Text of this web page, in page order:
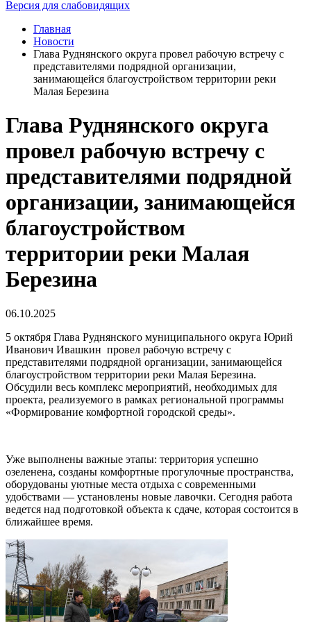
Версия для слабовидящих
Главная
Новости
Глава Руднянского округа провел рабочую встречу с
представителями подрядной организации,
занимающейся благоустройством территории реки
Малая Березина
Глава Руднянского округа
провел рабочую встречу с
представителями подрядной
организации, занимающейся
благоустройством
территории реки Малая
Березина
06.10.2025
5 октября Глава Руднянского муниципального округа Юрий
Иванович Ивашкин провел рабочую встречу с
представителями подрядной организации, занимающейся
благоустройством территории реки Малая Березина.
Обсудили весь комплекс мероприятий, необходимых для
проекта, реализуемого в рамках региональной программы
«Формирование комфортной городской среды».
Уже выполнены важные этапы: территория успешно
озеленена, созданы комфортные прогулочные пространства,
оборудованы уютные места отдыха с современными
удобствами — установлены новые лавочки. Сегодня работа
ведется над подготовкой объекта к сдаче, которая состоится в
ближайшее время.